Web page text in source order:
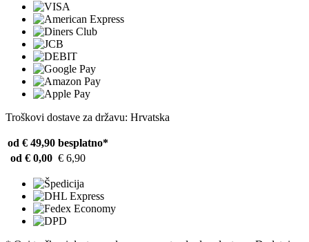
Troškovi dostave za državu: Hrvatska
od € 49,90 besplatno*
od € 0,00 € 6,90